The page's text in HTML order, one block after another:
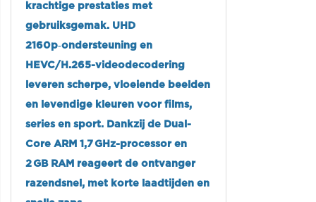
krachtige prestaties met
gebruiksgemak. UHD
2160p‑ondersteuning en
HEVC/H.265-videodecodering
leveren scherpe, vloeiende beelden
en levendige kleuren voor films,
series en sport. Dankzij de Dual-
Core ARM 1,7 GHz-processor en
2 GB RAM reageert de ontvanger
razendsnel, met korte laadtijden en